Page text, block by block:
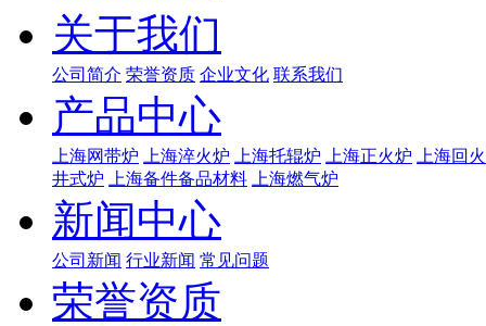
关于我们
公司简介 荣誉资质 企业文化 联系我们
产品中心
上海网带炉 上海淬火炉 上海托辊炉 上海正火炉
上海回
井式炉
上海备件备品材料 上海燃气炉
新闻中心
公司新闻 行业新闻 常见问题
荣誉资质